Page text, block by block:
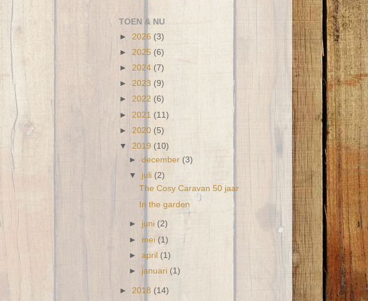
TOEN & NU
► 2026 (3)
► 2025 (6)
► 2024 (7)
► 2023 (9)
► 2022 (6)
► 2021 (11)
► 2020 (5)
▼ 2019 (10)
►december (3)
▼ juli (2)
The Cosy Caravan 50 jaar
In the garden
► juni (2)
► mei (1)
►april (1)
► januari (1)
► 2018 (14)